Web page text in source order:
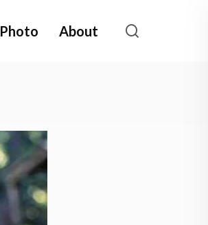
Photo About